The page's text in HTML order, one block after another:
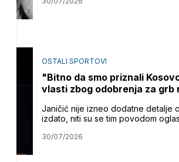
OSTALI SPORTOVI
"Bitno da smo priznali
vlasti zbog odobrenja za grb
Janičić nije izneo dodatne detalje
izdato, niti su se tim povodom
30/07/2026